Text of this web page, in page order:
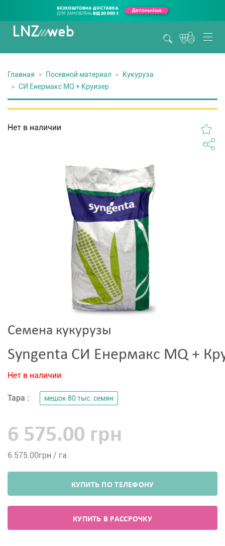
Главная Посевной материал
Кукуруза
СИ Енермакс MQ + Круизер
Нет в наличии
Семена кукурузы
Syngenta СИ Енермакс MQ +
Нет в наличии
Тара : мешок 80 тыс. семян
6 575.00 грн
6 575.00грн / га
КУПИТЬ ПО ТЕЛЕФОНУ
КУПИТЬ В РАССРОЧКУ